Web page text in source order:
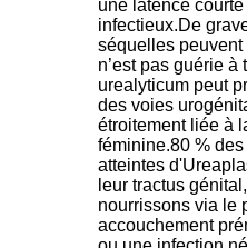
une latence
infectieux.De
séquelles
n’est pas guérie
urealyticum peut
des voies
étroitement liée à
féminine.80 %
atteintes
leur tractus
nourrissons via le
accouchement